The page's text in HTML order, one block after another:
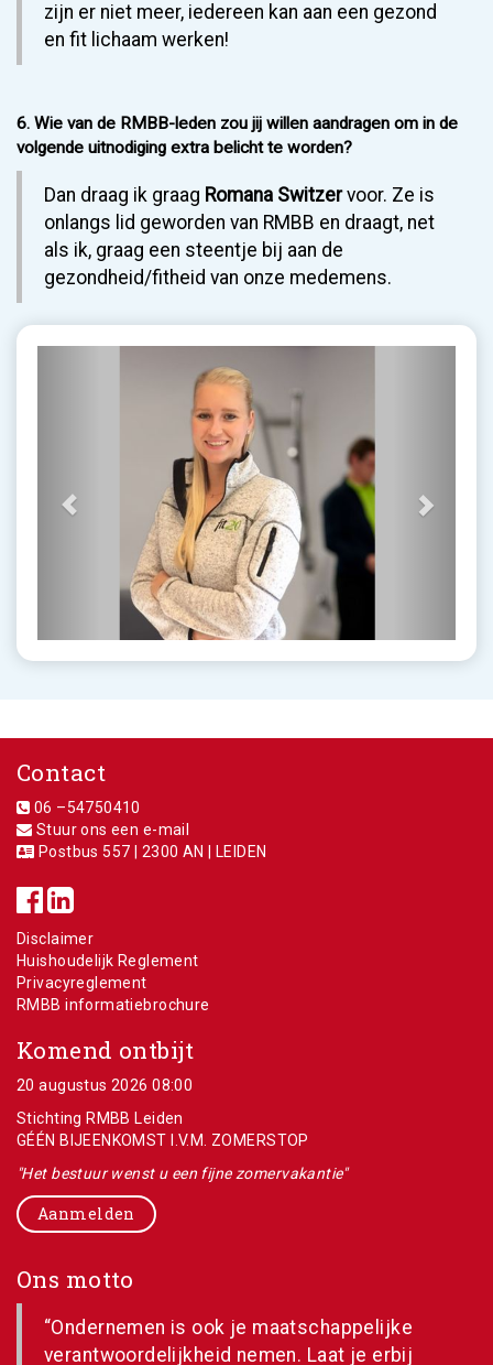
zijn er niet meer, iedereen kan aan een gezond
en fit lichaam werken!
6. Wie van de RMBB-leden zou jij willen aandragen om in de
volgende uitnodiging extra belicht te worden?
Dan draag ik graag Romana Switzervoor. Ze is
onlangs lid geworden van RMBB en draagt, net
als ik, graag een steentje bij aan de
gezondheid/fitheid van onze medemens.
Contact
06 –54750410
Stuur ons een e-mail
Postbus 557 | 2300 AN | LEIDEN
Disclaimer
Huishoudelijk Reglement
Privacyreglement
RMBB informatiebrochure
Komend ontbijt
20 augustus 2026 08:00
Stichting RMBB Leiden
GÉÉN BIJEENKOMST I.V.M. ZOMERSTOP
"Het bestuur wenst u een fijne zomervakantie"
Aanmelden
Ons motto
“Ondernemen is ook je maatschappelijke
verantwoordelijkheid nemen. Laat je erbij